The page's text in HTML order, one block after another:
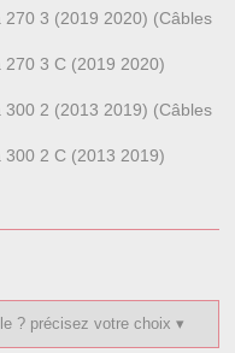
270 3 (2019 2020) (Câbles
270 3 C (2019 2020)
300 2 (2013 2019) (Câbles
300 2 C (2013 2019)